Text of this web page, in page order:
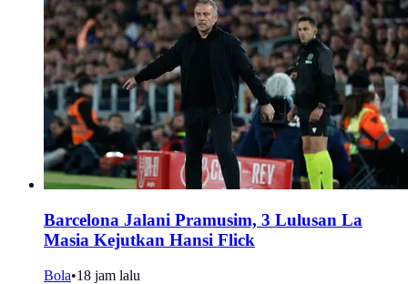
Barcelona Jalani Pramusim, 3 Lulusan La
Masia Kejutkan Hansi Flick
Bola•18 jam lalu